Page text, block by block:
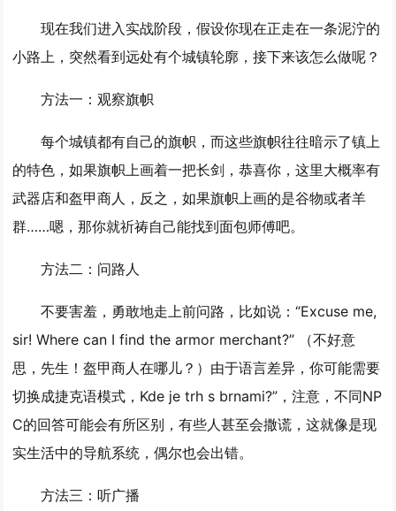
现在我们进入实战阶段，假设你现在正走在一条泥泞的
小路上，突然看到远处有个城镇轮廓，接下来该怎么做呢？
方法一：观察旗帜
每个城镇都有自己的旗帜，而这些旗帜往往暗示了镇上
的特色，如果旗帜上画着一把长剑，恭喜你，这里大概率有
武器店和盔甲商人，反之，如果旗帜上画的是谷物或者羊
群……嗯，那你就祈祷自己能找到面包师傅吧。
方法二：问路人
不要害羞，勇敢地走上前问路，比如说：“Excuse me,
sir! Where can I find the armor merchant?” （不好意
思，先生！盔甲商人在哪儿？）由于语言差异，你可能需要
切换成捷克语模式，Kde je trh s brnami?”，注意，不同NP
C的回答可能会有所区别，有些人甚至会撒谎，这就像是现
实生活中的导航系统，偶尔也会出错。
方法三：听广播